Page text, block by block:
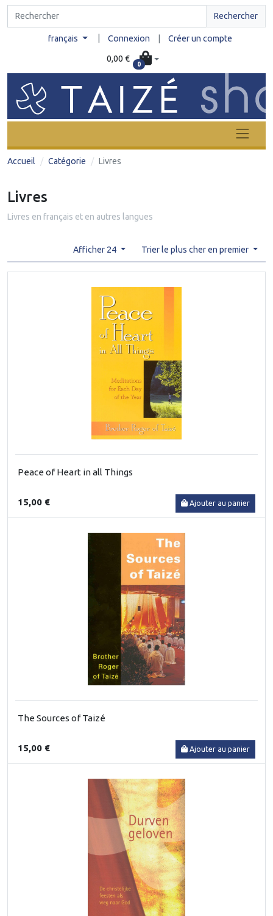
Rechercher
français Connexion Créer un compte
0,00 €
0
Accueil Catégorie Livres
Livres
Livres en français et en autres langues
Afficher 24 Trier le plus cher en premier
Peace of Heart in all Things
15,00 € Ajouter au panier
The Sources of Taizé
15,00 € Ajouter au panier